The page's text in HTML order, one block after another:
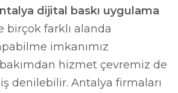
dijital baskı uygulama
farklı alanda
imkanımız
hizmet çevremiz de
denilebilir. Antalya firmaları